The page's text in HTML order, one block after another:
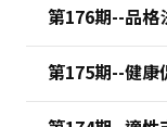
第176期--品格
第175期--健康